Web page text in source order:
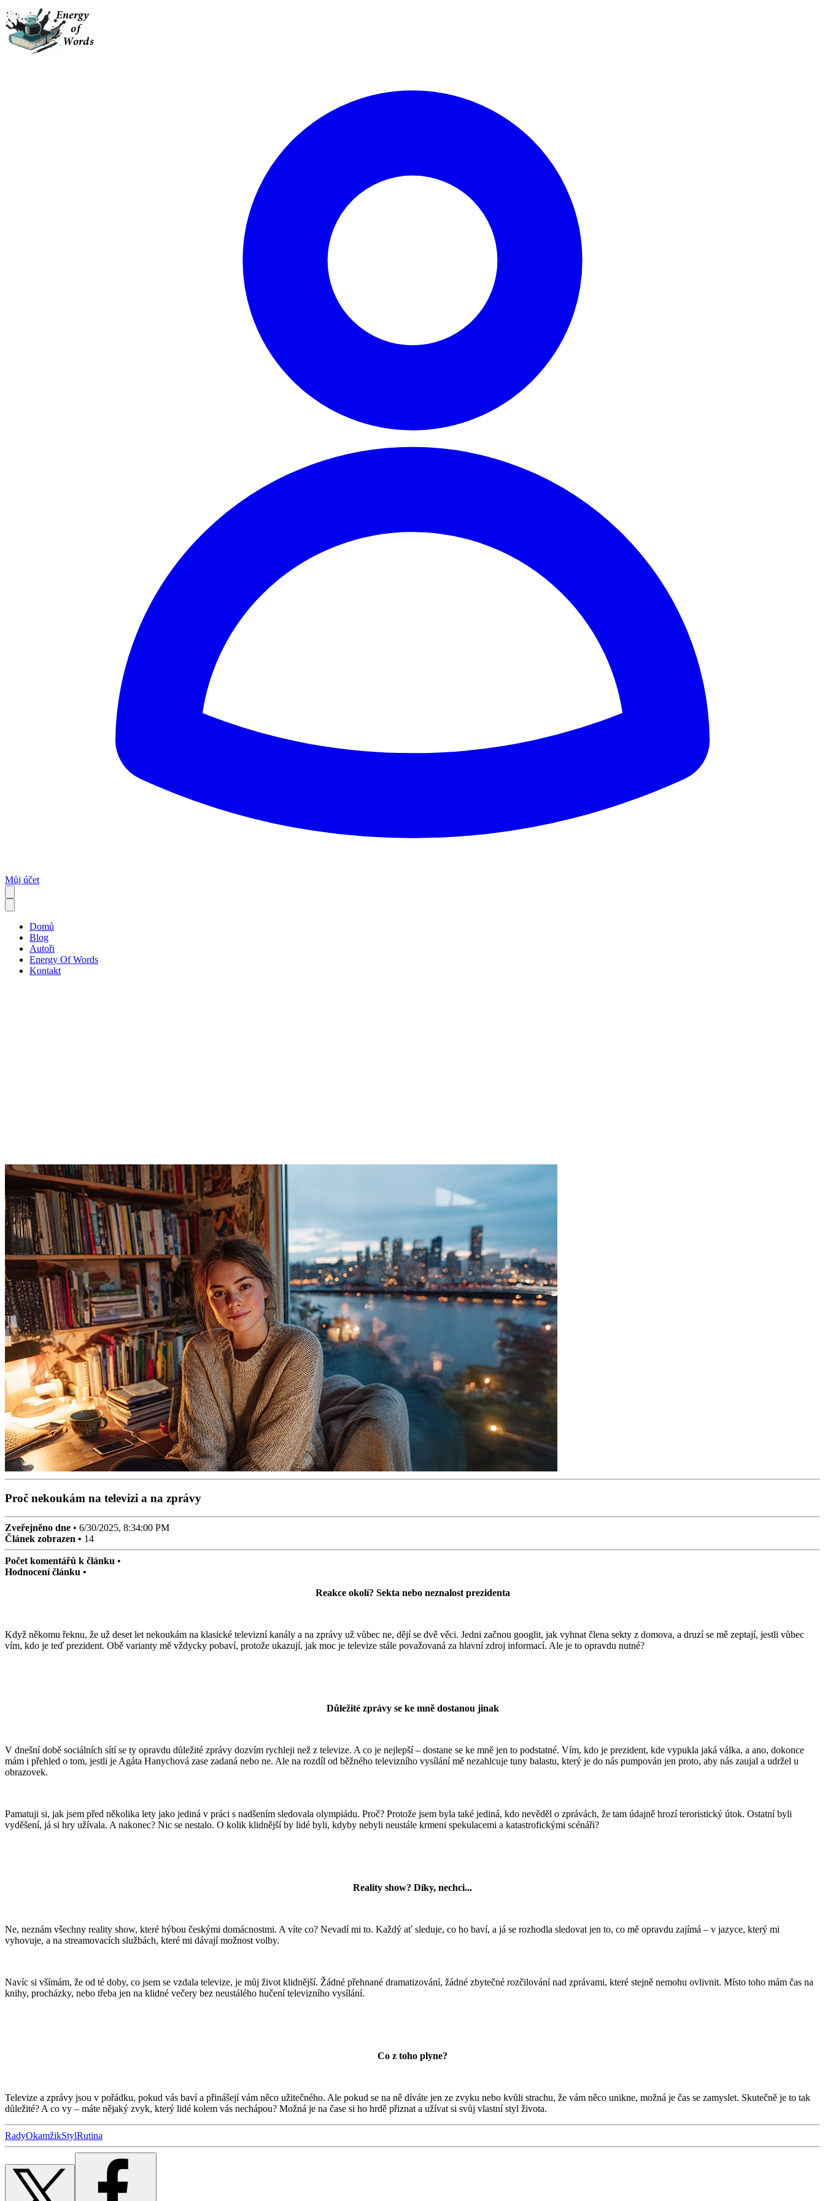
Můj účet
Domů
Blog
Autoři
Energy Of Words
Kontakt
Proč nekoukám na televizi a na zprávy
Zveřejněno dne • 6/30/2025, 8:34:00 PM
Článek zobrazen • 15
Počet komentářů k článku •
Hodnocení článku •
Reakce okolí? Sekta nebo neznalost prezidenta
Když někomu řeknu, že už deset let nekoukám na klasické televizní kanály a na zprávy už vůbec ne, dějí se dvě věci. Jedni začnou googlit, jak vyhnat člena sekty z domova, a druzí se mě zeptají, jestli vůbec
vím, kdo je teď prezident. Obě varianty mě vždycky pobaví, protože ukazují, jak moc je televize stále považovaná za hlavní zdroj informací. Ale je to opravdu nutné?
Důležité zprávy se ke mně dostanou jinak
V dnešní době sociálních sítí se ty opravdu důležité zprávy dozvím rychleji než z televize. A co je nejlepší – dostane se ke mně jen to podstatné. Vím, kdo je prezident, kde vypukla jaká válka, a ano, dokonce
mám i přehled o tom, jestli je Agáta Hanychová zase zadaná nebo ne. Ale na rozdíl od běžného televizního vysílání mě nezahlcuje tuny balastu, který je do nás pumpován jen proto, aby nás zaujal a udržel u
obrazovek.
Pamatuji si, jak jsem před několika lety jako jediná v práci s nadšením sledovala olympiádu. Proč? Protože jsem byla také jediná, kdo nevěděl o zprávách, že tam údajně hrozí teroristický útok. Ostatní byli
vyděšení, já si hry užívala. A nakonec? Nic se nestalo. O kolik klidnější by lidé byli, kdyby nebyli neustále krmeni spekulacemi a katastrofickými scénáři?
Reality show? Díky, nechci...
Ne, neznám všechny reality show, které hýbou českými domácnostmi. A víte co? Nevadí mi to. Každý ať sleduje, co ho baví, a já se rozhodla sledovat jen to, co mě opravdu zajímá – v jazyce, který mi
vyhovuje, a na streamovacích službách, které mi dávají možnost volby.
Navíc si všímám, že od té doby, co jsem se vzdala televize, je můj život klidnější. Žádné přehnané dramatizování, žádné zbytečné rozčilování nad zprávami, které stejně nemohu ovlivnit. Místo toho mám čas na
knihy, procházky, nebo třeba jen na klidné večery bez neustálého hučení televizního vysílání.
Co z toho plyne?
Televize a zprávy jsou v pořádku, pokud vás baví a přinášejí vám něco užitečného. Ale pokud se na ně díváte jen ze zvyku nebo kvůli strachu, že vám něco unikne, možná je čas se zamyslet. Skutečně je to tak
důležité? A co vy – máte nějaký zvyk, který lidé kolem vás nechápou? Možná je na čase si ho hrdě přiznat a užívat si svůj vlastní styl života.
RadyOkamžikStylRutina